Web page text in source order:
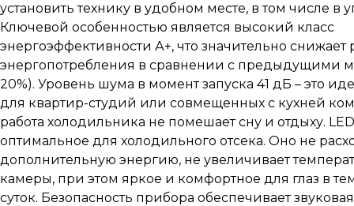
установить технику в удобном месте, в том числе в
Ключевой особенностью является высокий класс
энергоэффективности А+, что значительно снижает
энергопотребления в сравнении с предыдущими
20%). Уровень шума в момент запуска 41 дБ – это
для квартир-студий или совмещенных с кухней
работа холодильника не помешает сну и отдыху.
оптимальное для холодильного отсека. Оно не
дополнительную энергию, не увеличивает
камеры, при этом яркое и комфортное для глаз в
суток. Безопасность прибора обеспечивает